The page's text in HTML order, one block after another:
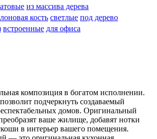
из массива дерева
кость светлые под дерево
встроенные для офиса
композиция в богатом исполнении.
подчеркнуть создаваемый
домов. Оригинальный
ваше жилище, добавят нотки
в интерьер вашего помещения.